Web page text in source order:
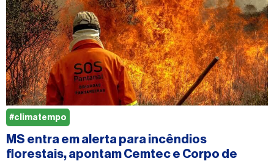
MS entra em alerta para incêndios
florestais, apontam Cemtec e Corpo de
#climatempo